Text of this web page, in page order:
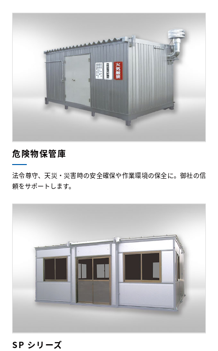
危険物保管庫
法令尊守、天災・災害時の安全確保や作業環境の保全に。御社の信
頼をサポートします。
SP シリーズ